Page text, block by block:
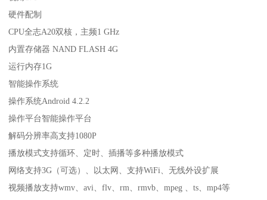
硬件配制
CPU全志A20双核，主频1 GHz
内置存储器 NAND FLASH 4G
运行内存1G
智能操作系统
操作系统Android 4.2.2
操作平台智能操作平台
解码分辨率高支持1080P
播放模式支持循环、定时、插播等多种播放模式
网络支持3G（可选）、以太网、支持WiFi、无线外设扩展
视频播放支持wmv、avi、flv、rm、rmvb、mpeg 、ts、mp4等